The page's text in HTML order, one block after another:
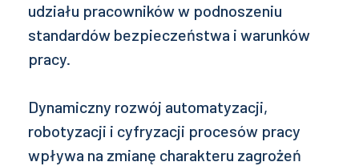
udziału pracowników w podnoszeniu
standardów bezpieczeństwa i warunków
pracy.
Dynamiczny rozwój automatyzacji,
robotyzacji i cyfryzacji procesów pracy
wpływa na zmianę charakteru zagrożeń